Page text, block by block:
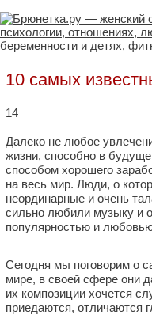
10 самых
14
Далеко не любое
жизни, способно в
способом хорошего
на весь мир. Люди, о
неординарные и очень
сильно любили музыку и
популярностью и
Сегодня мы поговорим о
мире, в своей сфере они
их композиции хочется
приедаются, отличаются